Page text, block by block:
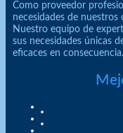
Como proveedor
necesidades de
Nuestro equipo de
sus necesidades únicas
eficaces en consecuencia.